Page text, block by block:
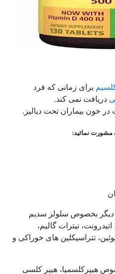
برای زمانی که فرد
دریافت نمی کند.
خون بیماران تحت دیالیز.
مشورت نمائید:
دیگر بخصوص سلولز سدیم
نیترات گالیم،
تتراسیکلین های خوراکی و
هیپرکلسمیا، هیپر کلسی